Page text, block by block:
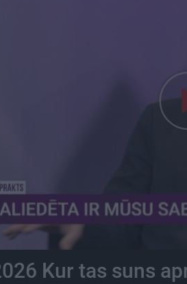
Kur tas suns